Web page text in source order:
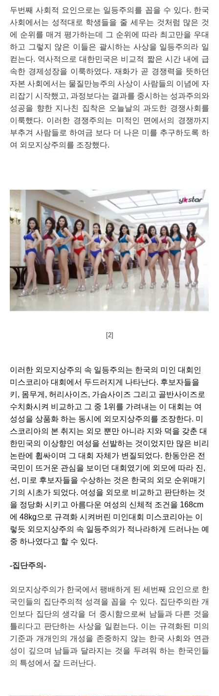
두번째 사회적 요인으로는 일등주의를 꼽을 수 있다. 한국
사회에서는 성적대로 학생들을 줄 세우는 것처럼 많은 것
에 순위를 매겨 평가하는데 그 순위에 따라 최고만을 우대
하고 그렇지 않은 이들은 괄시하는 사상을 일등주의라 일
컫는다. 역사적으로 대한민국은 비교적 짧은 시간 내에 급
속한 경제성장을 이룩하였다. 재화가 곧 경쟁력을 뜻하던
자본 사회에서는 물질만능주의 사상이 사람들의 이념에 자
리잡기 시작했고, 과정보다는 결과를 중시하는 성과주의와
성공을 향한 지나친 집착은 오늘날의 과도한 경쟁사회를
이룩했다. 이러한 경쟁주의는 미적인 면에서의 경쟁까지
부추겨 사람들로 하여금 보다 더 나은 미를 추구하도록 하
여 외모지상주의를 조장했다.
[2]
이러한 외모지상주의 속 일등주의는 한국의 미인 대회인
미스코리아 대회에서 두드러지게 나타난다. 후보자들을
키, 몸무게, 허리사이즈, 가슴사이즈 그리고 골반사이즈로
수치화시켜 비교하고 그 중 1위를 가려내는 이 대회는 여
성성을 상품화 하는 동시에 외모지상주의를 조장한다. 미
스코리아의 본 취지는 외모 뿐만 아니라 지와 덕을 갖춘 대
한민국의 이상향인 여성을 선발하는 것이었지만 많은 비리
논란에 휩싸이며 그 대회 자체가 변질되었다. 한동안은 전
국민이 뜨거운 관심을 보이던 대회였기에 외모에 따라 진,
선, 미로 후보자들을 수상하는 것은 한국의 외모 순위매기
기의 시초가 되었다. 여성을 외모로 비교하고 판단하는 것
을 정당화 시키고 아름다운 여성의 신체적 조건을 168cm
에 48kg으로 규격화 시켜버린 미인대회 미스코리아는 이
렇듯 외모지상주의 속 일등주의가 적나라하게 드러나는 예
중 하나였다고 할 수 있다.
-집단주의-
외모지상주의가 한국에서 팽배하게 된 세번째 요인으로 한
국인들의 집단주의적 성격을 꼽을 수 있다. 집단주의란 개
인보다 집단의 생각을 더 중시함으로써 남들과 다른 것을
틀리다고 판단하는 사상을 일컫는다. 이는 규격화된 미의
기준과 개개인의 개성을 존중하지 않는 한국 사회와 연관
성이 깊으며 남들과 달라지는 것을 두려워 하는 한국인들
의 특성에서 잘 드러난다.